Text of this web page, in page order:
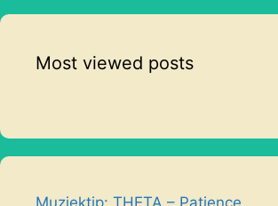
Most viewed posts
Muziektip: THETA – Patience